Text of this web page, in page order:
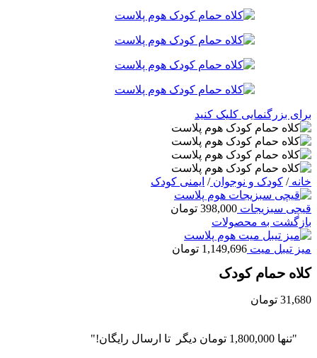
برای بزرگنمایی کلیک کنید
خانه/ کودک و نوجوان/ ایمنی کودک
قیچی سبزیجات 398,000 تومان
بازگشت به محصولات
میز تیبل میت 1,149,696 تومان
کلاه حمام کودک
31,680 تومان
"تنها 1,800,000 تومان دیگر تا ارسال رایگان!"